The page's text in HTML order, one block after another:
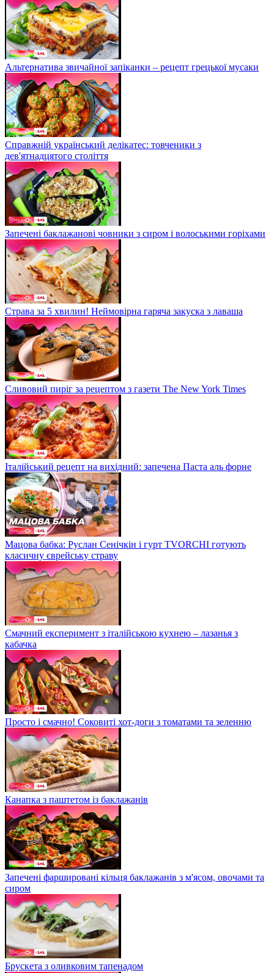
Альтернатива звичайної запіканки – рецепт грецької мусаки
Справжній український делікатес: товченики з
дев'ятнадцятого століття
Запечені баклажанові човники з сиром і волоськими горіхами
Страва за 5 хвилин! Неймовірна гаряча закуска з лаваша
Сливовий пиріг за рецептом з газети The New York Times
Італійський рецепт на вихідний: запечена Паста аль форне
Мацова бабка: Руслан Сенічкін і гурт TVORCHI готують
класичну єврейську страву
Смачний експеримент з італійською кухнею – лазанья з
кабачка
Просто і смачно! Соковиті хот-доги з томатами та зеленню
Канапка з паштетом із баклажанів
Запечені фаршировані кільця баклажанів з м'ясом, овочами та
сиром
Брускета з оливковим тапенадом